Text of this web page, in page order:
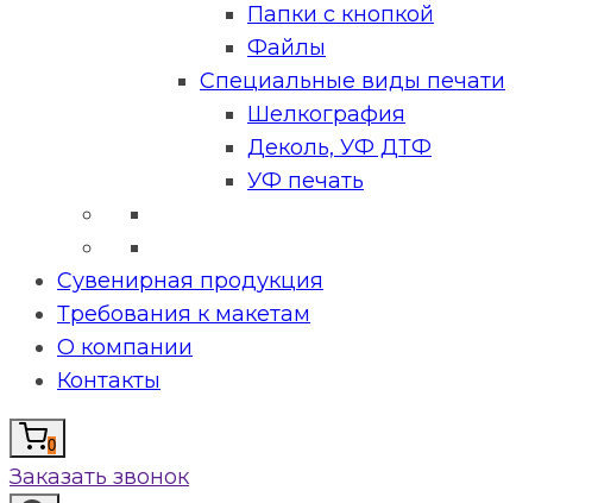
Папки с кнопкой
Файлы
Специальные виды печати
Шелкография
Деколь, УФ ДТФ
УФ печать
Сувенирная продукция
Требования к макетам
О компании
Контакты
0
Заказать звонок